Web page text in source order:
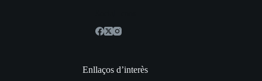
Enllaços d’interès